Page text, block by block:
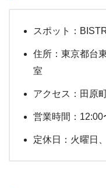
スポット：
住所：東京都台
室
アクセス：田原
営業時間：
定休日：火曜日